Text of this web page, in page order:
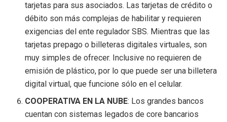
tarjetas para sus asociados. Las tarjetas de crédito o
débito son más complejas de habilitar y requieren
exigencias del ente regulador SBS. Mientras que las
tarjetas prepago o billeteras digitales virtuales, son
muy simples de ofrecer. Inclusive no requieren de
emisión de plástico, por lo que puede ser una billetera
digital virtual, que funcione sólo en el celular.
COOPERATIVA EN LA NUBE: Los grandes bancos
cuentan con sistemas legados de core bancarios